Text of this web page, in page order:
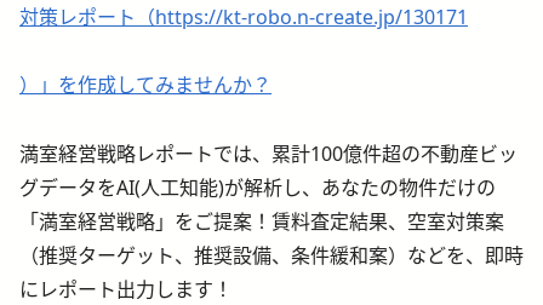
対策レポート（https://kt-robo.n-create.jp/130171
）」を作成してみませんか？
満室経営戦略レポートでは、累計100億件超の不動産ビッ
グデータをAI(人工知能)が解析し、あなたの物件だけの
「満室経営戦略」をご提案！賃料査定結果、空室対策案
（推奨ターゲット、推奨設備、条件緩和案）などを、即時
にレポート出力します！